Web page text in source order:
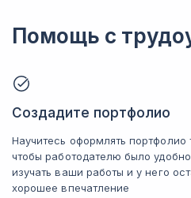
Помощь с
Создадите портфолио
Научитесь оформлять портфолио
чтобы работодателю было удобно
изучать ваши работы и у него
хорошее впечатление